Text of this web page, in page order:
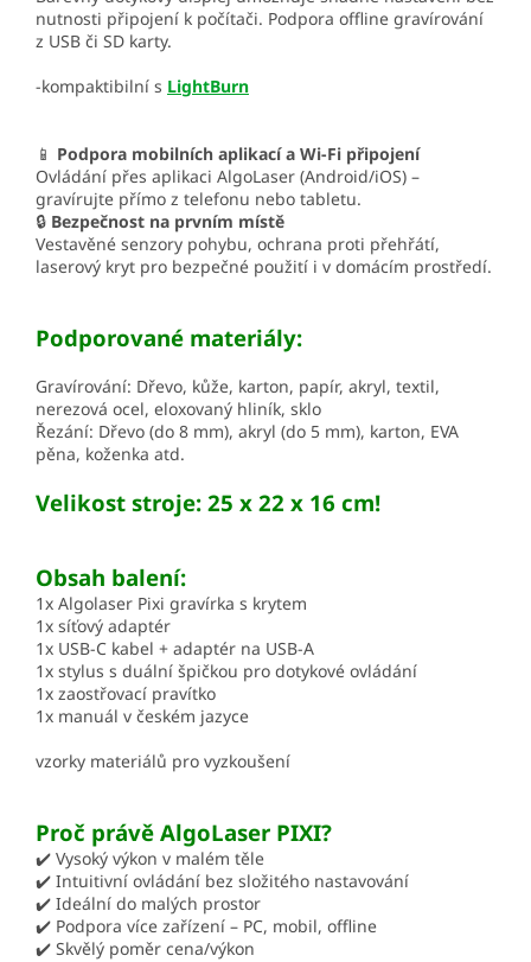
nutnosti připojení k počítači. Podpora offline gravírování
z USB či SD karty.
-kompaktibilní s LightBurn
📱 Podpora mobilních aplikací a Wi-Fi připojení
Ovládání přes aplikaci AlgoLaser (Android/iOS) –
gravírujte přímo z telefonu nebo tabletu.
🔒 Bezpečnost na prvním místě
Vestavěné senzory pohybu, ochrana proti přehřátí,
laserový kryt pro bezpečné použití i v domácím prostředí.
Podporované materiály:
Gravírování: Dřevo, kůže, karton, papír, akryl, textil,
nerezová ocel, eloxovaný hliník, sklo
Řezání: Dřevo (do 8 mm), akryl (do 5 mm), karton, EVA
pěna, koženka atd.
Velikost stroje: 25 x 22 x 16 cm!
Obsah balení:
1x Algolaser Pixi gravírka s krytem
1x síťový adaptér
1x USB-C kabel + adaptér na USB-A
1x stylus s duální špičkou pro dotykové ovládání
1x zaostřovací pravítko
1x manuál v českém jazyce
vzorky materiálů pro vyzkoušení
Proč právě AlgoLaser PIXI?
✔️ Vysoký výkon v malém těle
✔️ Intuitivní ovládání bez složitého nastavování
✔️ Ideální do malých prostor
✔️ Podpora více zařízení – PC, mobil, offline
✔️ Skvělý poměr cena/výkon